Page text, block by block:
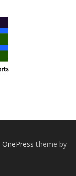
OnePress theme by